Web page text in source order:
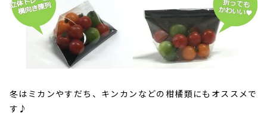
冬はミカンやすだち、キンカンなどの柑橘類にもオススメで
す♪